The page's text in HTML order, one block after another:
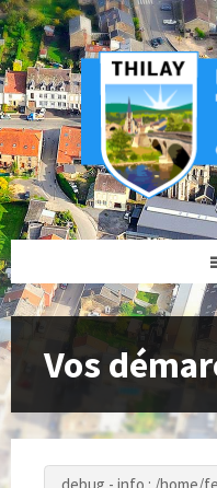
Skip
to
content
Skip
to
left
sidebar
Skip
to
footer
Vos